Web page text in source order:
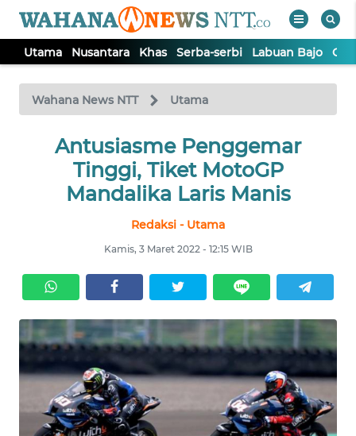
Utama Nusantara Khas Serba-serbi Labuan Bajo
Wahana News NTT Utama
Antusiasme Penggemar
Tinggi, Tiket MotoGP
Mandalika Laris Manis
Redaksi - Utama
Kamis, 3 Maret 2022 - 12:15 WIB
TV
Tutup
UTAMA
NUSANTARA
SERBA-
SERBI
LABUAN
BAJO
OPINI